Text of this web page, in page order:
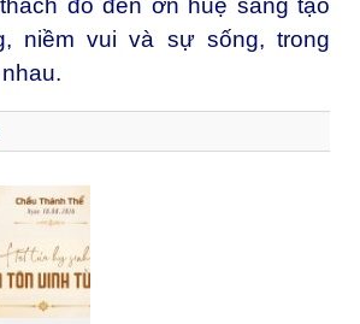
đố đến ơn huệ sáng tạo
niềm vui và sự sống, trong